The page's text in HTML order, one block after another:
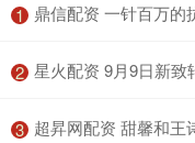
1 鼎信配资 一针百万的
2 星火配资 9月9日新致
3 超昇网配资 甜馨和王诗龄，